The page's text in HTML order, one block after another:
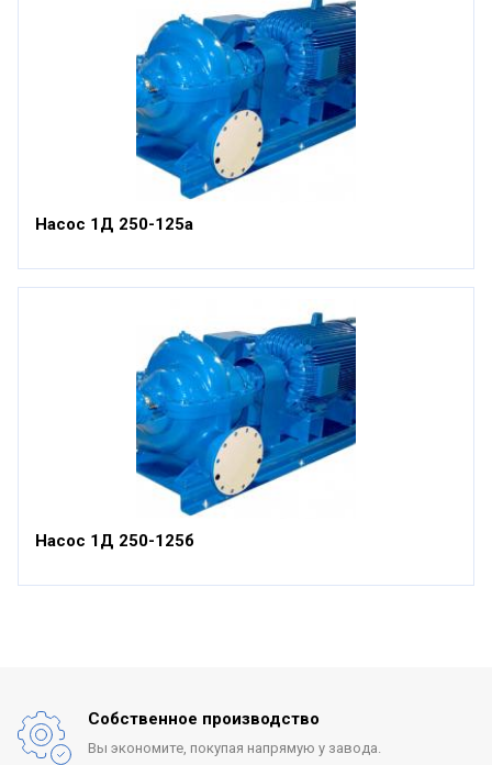
Насос 1Д 250-125а
Насос 1Д 250-125б
Собственное производство
Вы экономите, покупая напрямую у завода.